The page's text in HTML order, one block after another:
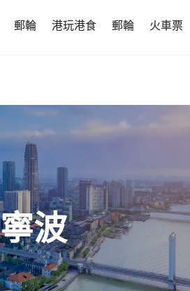
郵輪 港玩港食 郵輪 火車票
寧波